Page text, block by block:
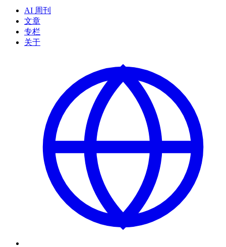
AI 周刊
文章
专栏
关于